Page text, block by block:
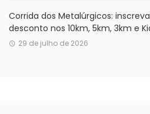
Corrida dos Metalúrgicos:
desconto nos 10km, 5km, 3km e
29 de julho de 2026